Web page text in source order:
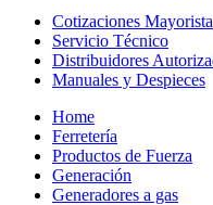
Cotizaciones Mayorista
Servicio Técnico
Distribuidores
Manuales y Despieces
Home
Ferretería
Productos de Fuerza
Generación
Generadores a gas